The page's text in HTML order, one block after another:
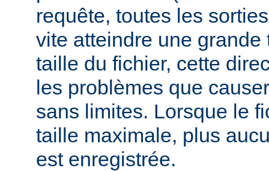
requête, toutes les
vite atteindre une
taille du fichier, cette
les problèmes que
sans limites. Lorsque le
taille maximale, plus
est enregistrée.